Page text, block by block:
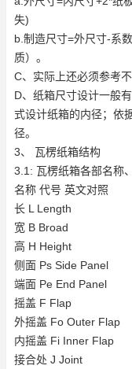
失)
b.制造尺寸=外尺寸-系
质）。
C、实际上还必须参考
D、纸箱尺寸设计一般
式设计纸箱的内径；依
径。
3、 瓦楞纸箱结构
3.1: 瓦楞纸箱各部名称
名称 代号 英文对照
长 L Length
宽 B Broad
高 H Height
侧面 Ps Side Panel
端面 Pe End Panel
摇盖 F Flap
外摇盖 Fo Outer Flap
内摇盖 Fi Inner Flap
接合处 J Joint